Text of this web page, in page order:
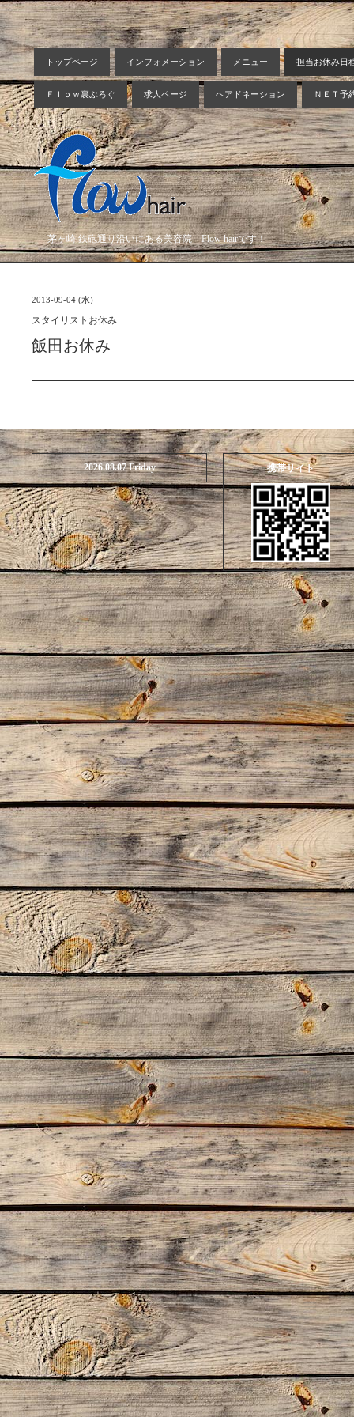
トップページ インフォメーション メニュー 担当お休み日
Ｆｌｏｗ裏ぶろぐ 求人ページ ヘアドネーション ＮＥＴ予
茅ヶ崎 鉄砲通り沿いにある美容院 Flow hairです！
2013-09-04 (水)
スタイリストお休み
飯田お休み
2026.08.07 Friday 携帯サイト